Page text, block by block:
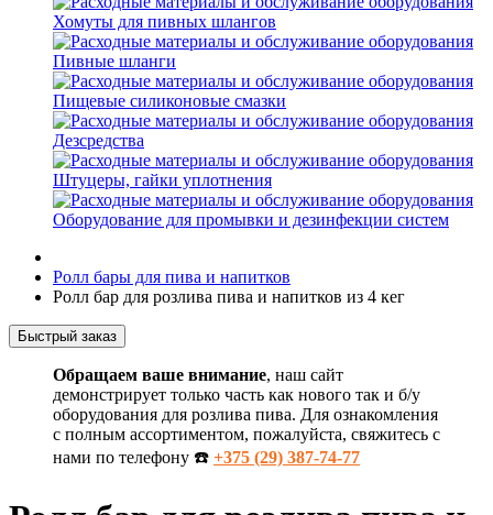
Хомуты для пивных шлангов
Пивные шланги
Пищевые силиконовые смазки
Дезсредства
Штуцеры, гайки уплотнения
Оборудование для промывки и дезинфекции систем
Ролл бары для пива и напитков
Ролл бар для розлива пива и напитков из 4 кег
Быстрый заказ
Обращаем ваше внимание, наш сайт
демонстрирует только часть как нового так и б/у
оборудования для розлива пива. Для ознакомления
с полным ассортиментом, пожалуйста, свяжитесь с
нами по телефону ☎️ +375 (29) 387-74-77